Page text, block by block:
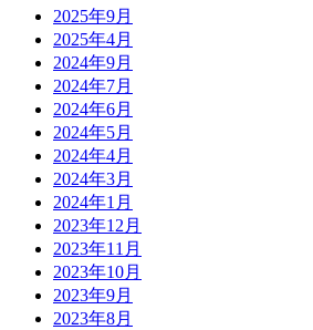
2025年9月
2025年4月
2024年9月
2024年7月
2024年6月
2024年5月
2024年4月
2024年3月
2024年1月
2023年12月
2023年11月
2023年10月
2023年9月
2023年8月